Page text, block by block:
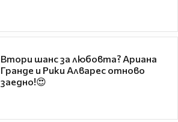
Втори шанс за любовта? Ариана
Гранде и Рики Алварес отново
заедно!😍